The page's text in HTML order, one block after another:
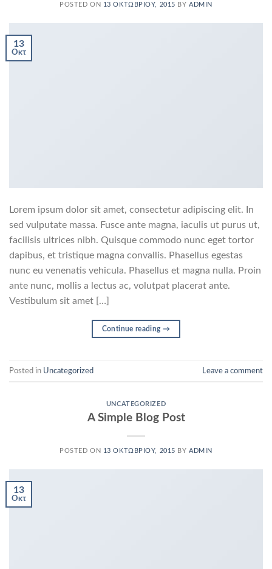
POSTED ON 13 ΟΚΤΩΒΡΊΟΥ, 2015 BYADMIN
13
Οκτ
Lorem ipsum dolor sit amet, consectetur adipiscing elit. In
sed vulputate massa. Fusce ante magna, iaculis ut purus ut,
facilisis ultrices nibh. Quisque commodo nunc eget tortor
dapibus, et tristique magna convallis. Phasellus egestas
nunc eu venenatis vehicula. Phasellus et magna nulla. Proin
ante nunc, mollis a lectus ac, volutpat placerat ante.
Vestibulum sit amet […]
Continue reading →
Posted in Uncategorized Leave a comment
UNCATEGORIZED
A Simple Blog Post
POSTED ON 13 ΟΚΤΩΒΡΊΟΥ, 2015 BYADMIN
13
Οκτ